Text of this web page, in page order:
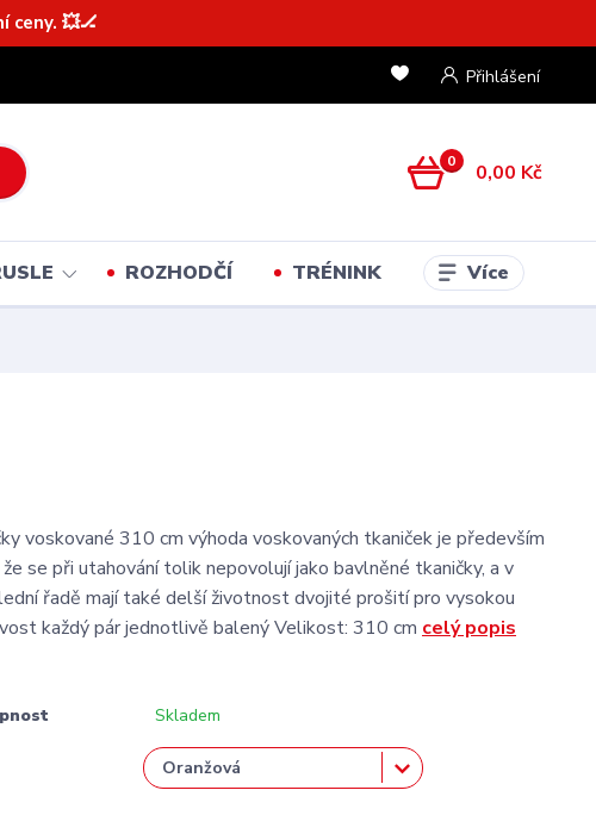
💥🏒
Přihlášení
0 0,00 Kč
ROZHODČÍ TRÉNINK Více
voskované 310 cm výhoda voskovaných tkaniček je především
se při utahování tolik nepovolují jako bavlněné tkaničky, a v
řadě mají také delší životnost dvojité prošití pro vysokou
každý pár jednotlivě balený Velikost: 310 cm celý popis
Skladem